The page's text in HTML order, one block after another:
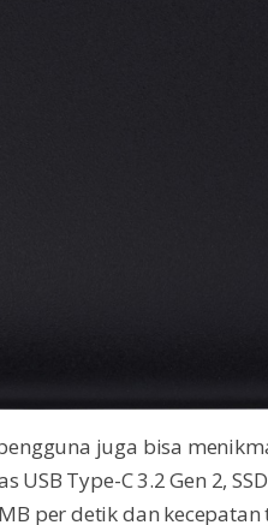
juga bisa
USB Type-C 3.2 Gen 2,
per detik dan